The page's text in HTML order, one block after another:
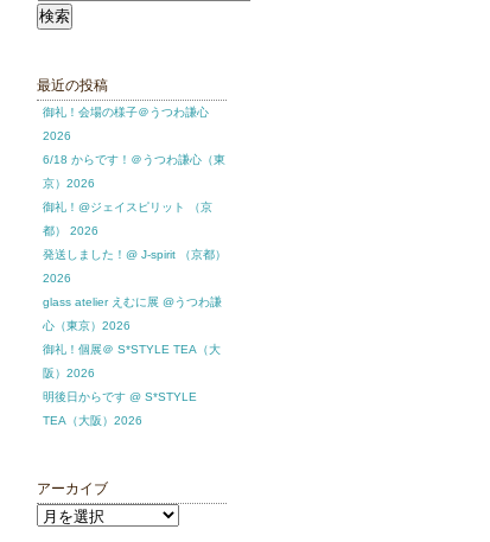
索:
最近の投稿
御礼！会場の様子＠うつわ謙心
2026
6/18 からです！＠うつわ謙心（東
京）2026
御礼！@ジェイスピリット （京
都） 2026
発送しました！@ J-spirit （京都）
2026
glass atelier えむに展 @うつわ謙
心（東京）2026
御礼！個展＠ S*STYLE TEA（大
阪）2026
明後日からです @ S*STYLE
TEA（大阪）2026
アーカイブ
ア